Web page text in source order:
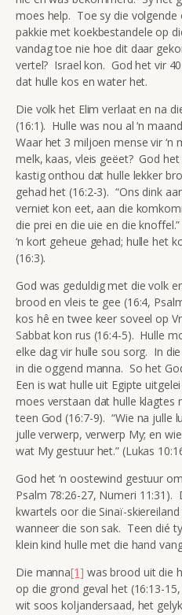
moes help. Toe sy die volgende
pakkie met koekbestandele op
vandag toe nie hoe dit daar
vertel? Israel kon. God het vir
dat hulle kos en water het.
Die volk het Elim verlaat en na
(16:1). Hulle was nou al ‘n
Waar het 3 miljoen mense vir ‘n
melk, kaas, vleis geëet? God
kastig onthou dat hulle lekker
gehad het (16:2-3). “Ons dink
verniet kon eet, aan die
die prei en die uie en die
‘n kort geheue gehad; hulle het
(16:3).
God was geduldig met die volk
brood en vleis te gee (16:4,
kos hê en twee keer soveel op
Sabbat kon rus (16:4-5). Hulle
elke dag vir hulle sou sorg. In
in die oggend manna. So het
Een is wat hulle uit Egipte
moes verstaan dat hulle klagtes
teen God (16:7-9). “Wie na julle
julle verwerp, verwerp My; en
wat My gestuur het.” (Lukas
God het ‘n oostewind gestuur
Psalm 78:26-27, Numeri 11:31).
kwartels oor die Sinaï-
wanneer die son sak. Teen dié
klein kind hulle met die hand
Die manna[1] was brood uit die
op die grond geval het (16:13-
wit soos koljandersaad, het